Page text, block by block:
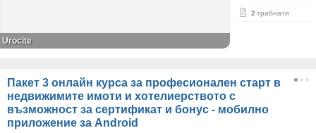
2 грабнати
Urocite
Пакет 3 онлайн курса за професионален старт в
недвижимите имоти и хотелиерството с
възможност за сертификат и бонус - мобилно
приложение за Android